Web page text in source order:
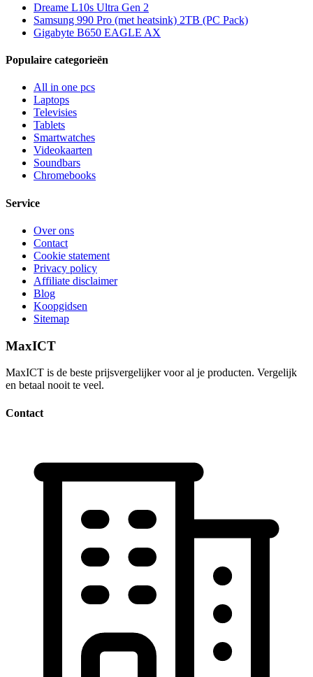
Dreame L10s Ultra Gen 2
Samsung 990 Pro (met heatsink) 2TB (PC Pack)
Gigabyte B650 EAGLE AX
Populaire categorieën
All in one pcs
Laptops
Televisies
Tablets
Smartwatches
Videokaarten
Soundbars
Chromebooks
Service
Over ons
Contact
Cookie statement
Privacy policy
Affiliate disclaimer
Blog
Koopgidsen
Sitemap
MaxICT
MaxICT is de beste prijsvergelijker voor al je producten. Vergelijk
en betaal nooit te veel.
Contact